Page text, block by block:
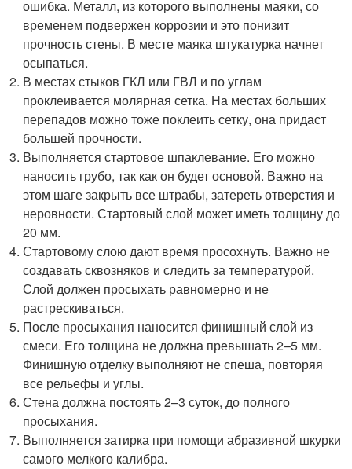
ошибка. Металл, из которого выполнены маяки, со
временем подвержен коррозии и это понизит
прочность стены. В месте маяка штукатурка начнет
осыпаться.
В местах стыков ГКЛ или ГВЛ и по углам
проклеивается молярная сетка. На местах больших
перепадов можно тоже поклеить сетку, она придаст
большей прочности.
Выполняется стартовое шпаклевание. Его можно
наносить грубо, так как он будет основой. Важно на
этом шаге закрыть все штрабы, затереть отверстия и
неровности. Стартовый слой может иметь толщину до
20 мм.
Стартовому слою дают время просохнуть. Важно не
создавать сквозняков и следить за температурой.
Слой должен просыхать равномерно и не
растрескиваться.
После просыхания наносится финишный слой из
смеси. Его толщина не должна превышать 2–5 мм.
Финишную отделку выполняют не спеша, повторяя
все рельефы и углы.
Стена должна постоять 2–3 суток, до полного
просыхания.
Выполняется затирка при помощи абразивной шкурки
самого мелкого калибра.